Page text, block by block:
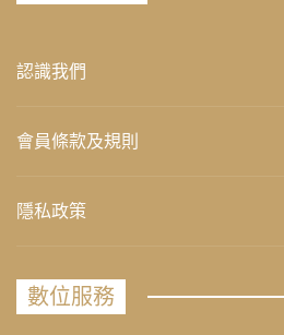
認識我們
會員條款及規則
隱私政策
數位服務